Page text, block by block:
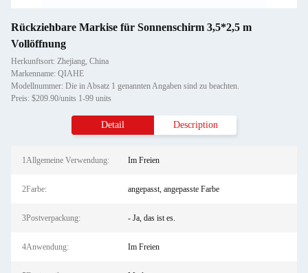
Rückziehbare Markise für Sonnenschirm 3,5*2,5 m
Vollöffnung
Herkunftsort: Zhejiang, China
Markenname: QIAHE
Modellnummer: Die in Absatz 1 genannten Angaben sind zu beachten.
Preis: $209.90/units 1-99 units
Detail Description
1Allgemeine Verwendung: Im Freien
2Farbe: angepasst, angepasste Farbe
3Postverpackung: - Ja, das ist es.
4Anwendung: Im Freien